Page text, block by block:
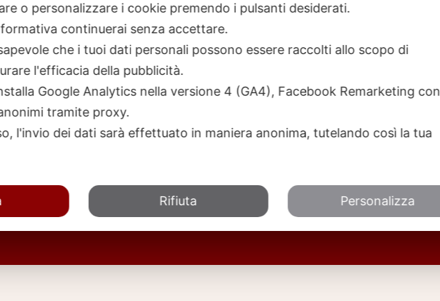
Ricerca
prodotti
o personalizzare i cookie premendo i pulsanti desiderati.
continuerai senza accettare.
che i tuoi dati personali possono essere raccolti allo scopo di
l'efficacia della pubblicità.
Google Analytics nella versione 4 (GA4), Facebook Remarketing con
tramite proxy.
l'invio dei dati sarà effettuato in maniera anonima, tutelando così la tua
Rifiuta Personalizza